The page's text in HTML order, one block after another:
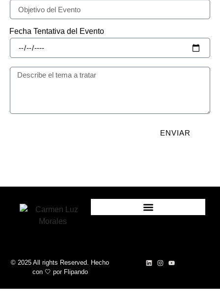
Fecha Tentativa del Evento
ENVIAR
© 2025 All rights Reserved. Hecho
con 🤍 por Flipando